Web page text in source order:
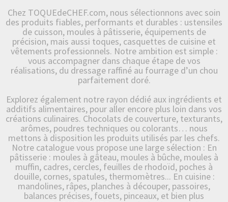
Chez TOQUEdeCHEF.com, nous sélectionnons avec soin
des produits fiables, performants et durables : ustensiles
de cuisson, moules à pâtisserie, équipements de
précision, mais aussi toques, casquettes de cuisine et
vêtements professionnels. Notre ambition est simple :
vous accompagner dans chaque étape de vos
réalisations, du dressage raffiné au fourrage d’un chou
parfaitement doré.
Explorez également notre rayon dédié aux ingrédients et
additifs alimentaires, pour aller encore plus loin dans vos
créations culinaires. Chocolats de couverture, texturants,
arômes, poudres techniques ou colorants… nous
mettons à disposition les produits utilisés par les chefs.
Notre catalogue vous propose une large sélection : En
pâtisserie : moules à gâteau, moules à bûche, moules à
muffin, cadres, cercles, feuilles de rhodoïd, poches à
douille, cornes, spatules, thermomètres... En cuisine :
mandolines, râpes, planches à découper, passoires,
balances précises, fouets, pinceaux, et bien plus